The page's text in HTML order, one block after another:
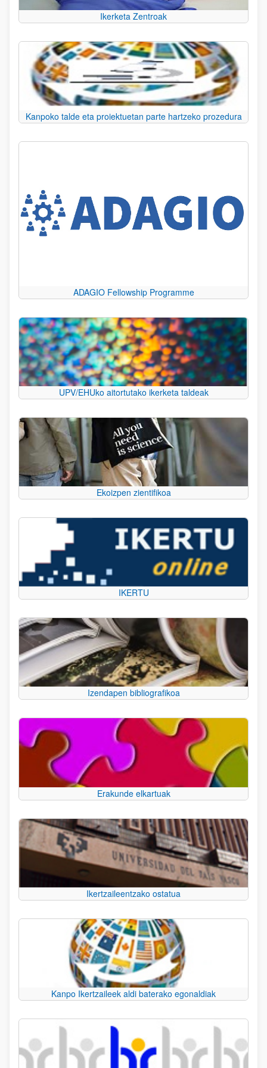
Ikerketa Zentroak
Kanpoko talde eta proiektuetan parte hartzeko prozedura
ADAGIO Fellowship Programme
UPV/EHUko aitortutako ikerketa taldeak
Ekoizpen zientifikoa
IKERTU
Izendapen bibliografikoa
Erakunde elkartuak
Ikertzaileentzako ostatua
Kanpo Ikertzaileek aldi baterako egonaldiak